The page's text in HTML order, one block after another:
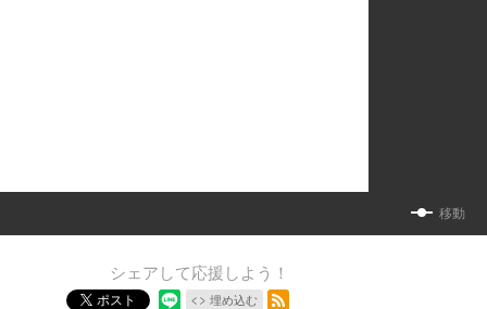
移動
シェアして応援しよう！
ポスト 埋め込む